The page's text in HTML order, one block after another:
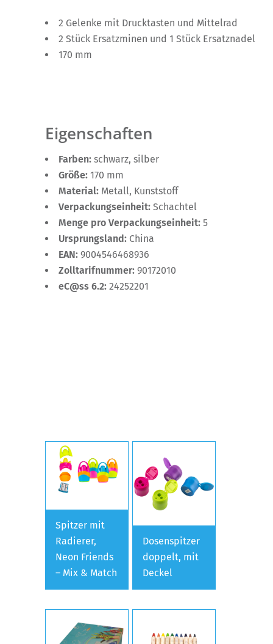
2 Gelenke mit Drucktasten und Mittelrad
2 Stück Ersatzminen und 1 Stück Ersatznadel
170 mm
Eigenschaften
Farben: schwarz, silber
Größe: 170 mm
Material: Metall, Kunststoff
Verpackungseinheit: Schachtel
Menge pro Verpackungseinheit: 5
Ursprungsland: China
EAN: 9004546468936
Zolltarifnummer: 90172010
eC@ss 6.2: 24252201
Spitzer mit
Radierer,
Neon Friends
– Mix & Match
Dosenspitzer
doppelt, mit
Deckel